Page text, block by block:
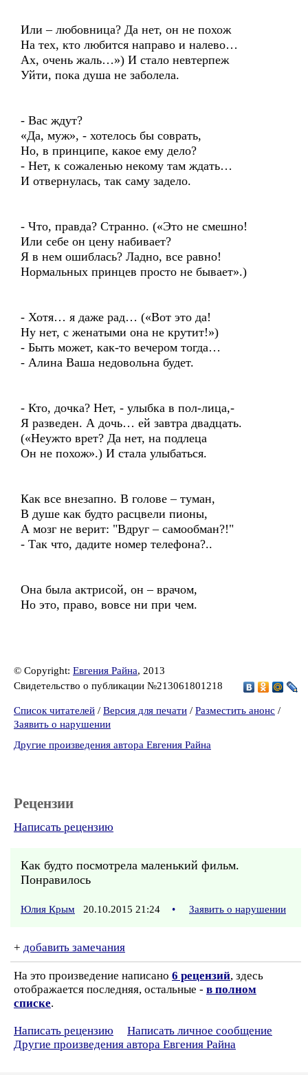
Или – любовница? Да нет, он не похож
На тех, кто любится направо и налево…
Ах, очень жаль…») И стало невтерпеж
Уйти, пока душа не заболела.
- Вас ждут?
«Да, муж», - хотелось бы соврать,
Но, в принципе, какое ему дело?
- Нет, к сожаленью некому там ждать…
И отвернулась, так саму задело.
- Что, правда? Странно. («Это не смешно!
Или себе он цену набивает?
Я в нем ошиблась? Ладно, все равно!
Нормальных принцев просто не бывает».)
- Хотя… я даже рад… («Вот это да!
Ну нет, с женатыми она не крутит!»)
- Быть может, как-то вечером тогда…
- Алина Ваша недовольна будет.
- Кто, дочка? Нет, - улыбка в пол-лица,-
Я разведен. А дочь… ей завтра двадцать.
(«Неужто врет? Да нет, на подлеца
Он не похож».) И стала улыбаться.
Как все внезапно. В голове – туман,
В душе как будто расцвели пионы,
А мозг не верит: "Вдруг – самообман?!"
- Так что, дадите номер телефона?..
Она была актрисой, он – врачом,
Но это, право, вовсе ни при чем.
© Copyright: Евгения Райна, 2013
Свидетельство о публикации №213061801218
Список читателей / Версия для печати / Разместить анонс /
Заявить о нарушении
Другие произведения автора Евгения Райна
Рецензии
Написать рецензию
Как будто посмотрела маленький фильм.
Понравилось
Юлия Крым 20.10.2015 21:24 • Заявить о нарушении
+ добавить замечания
На это произведение написано 6 рецензий, здесь
отображается последняя, остальные - в полном
списке.
Написать рецензию
Написать личное сообщение
Другие произведения автора Евгения Райна